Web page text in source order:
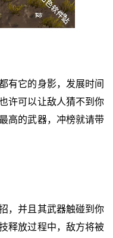
有它的身影，发展时间
许可以让敌人猜不到你
高的武器，冲榜就请带
，并且其武器触碰到你
释放过程中，敌方将被